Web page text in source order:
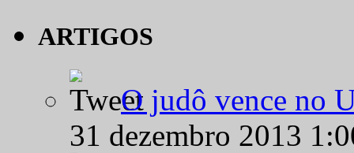
ARTIGOS
O judô vence no
31 dezembro 2013